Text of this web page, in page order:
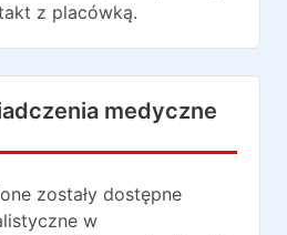
z placówką.
medyczne
zostały dostępne
w